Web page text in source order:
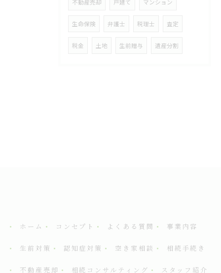
不動産売却 戸建て マンション
生命保険 弁護士 税理士 査定
税金 土地 生前贈与 遺産分割
ホーム コンセプト よくある質問 事業内容
生前対策 認知症対策 空き家相談 相続手続き
不動産売却 相続コンサルティング スタッフ紹介